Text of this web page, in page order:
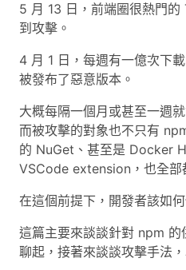
5 月 13 日，前端圈很熱門
到攻擊。
4 月 1 日，每週有一億次下
被發布了惡意版本。
大概每隔一個月或甚至一週
而被攻擊的對象也不只有
的 NuGet、甚至是 Docker
VSCode extension，也全部
在這個前提下，開發者該如
這篇主要來談談針對 npm
聊起，接著來談談攻擊手法